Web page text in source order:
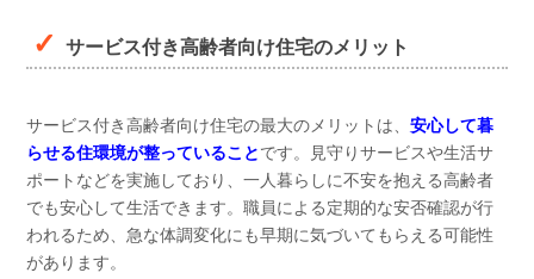
サービス付き高齢者向け住宅のメリット
サービス付き高齢者向け住宅の最大のメリットは、 安心して暮
らせる住環境が整っていることです。見守りサービスや生活サ
ポートなどを実施しており、一人暮らしに不安を抱える高齢者
でも安心して生活できます。職員による定期的な安否確認が行
われるため、急な体調変化にも早期に気づいてもらえる可能性
があります。